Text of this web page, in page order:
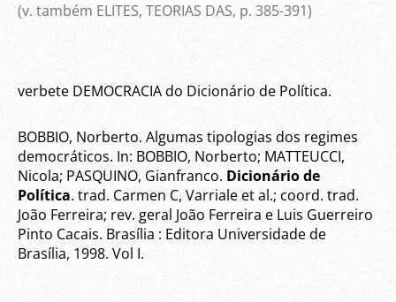
(v. também ELITES, TEORIAS DAS, p. 385-391)
verbete DEMOCRACIA do Dicionário de Política.
BOBBIO, Norberto. Algumas tipologias dos regimes
democráticos. In: BOBBIO, Norberto; MATTEUCCI,
Nicola; PASQUINO, Gianfranco. Dicionário de
Política. trad. Carmen C, Varriale et al.; coord. trad.
João Ferreira; rev. geral João Ferreira e Luis Guerreiro
Pinto Cacais. Brasília : Editora Universidade de
Brasília, 1998. Vol I.